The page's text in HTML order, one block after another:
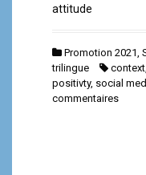
attitude
Promotion 2021,
trilingue
context,
positivty, social
commentaires